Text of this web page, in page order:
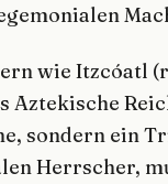
wie Itzcóatl
Aztekische
sondern ein
Herrscher,